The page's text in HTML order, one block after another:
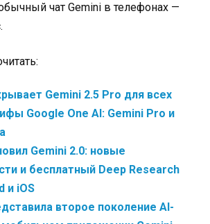
чат Gemini в телефонах —
Gemini 2.5 Pro для всех
Google One AI: Gemini Pro и
Gemini 2.0: новые
и бесплатный Deep Research
и iOS
второе поколение AI-